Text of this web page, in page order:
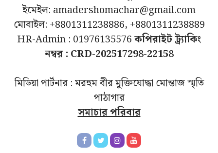
ইমেইল: amadershomachar@gmail.com
মোবাইল: +8801311238886, +8801311238889
HR-Admin : 01976135576কপিরাইট ট্র্যাকিং
নম্বর : CRD-202517298-22158
মিডিয়া পার্টনার : মরহুম বীর মুক্তিযোদ্ধা মোন্তাজ স্মৃতি
পাঠাগার
সমাচার পরিবার